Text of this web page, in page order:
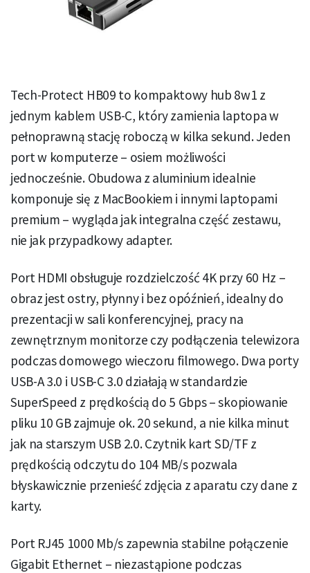
Tech-Protect HB09 to kompaktowy hub 8w1 z
jednym kablem USB-C, który zamienia laptopa w
pełnoprawną stację roboczą w kilka sekund. Jeden
port w komputerze – osiem możliwości
jednocześnie. Obudowa z aluminium idealnie
komponuje się z MacBookiem i innymi laptopami
premium – wygląda jak integralna część zestawu,
nie jak przypadkowy adapter.
Port HDMI obsługuje rozdzielczość 4K przy 60 Hz –
obraz jest ostry, płynny i bez opóźnień, idealny do
prezentacji w sali konferencyjnej, pracy na
zewnętrznym monitorze czy podłączenia telewizora
podczas domowego wieczoru filmowego. Dwa porty
USB-A 3.0 i USB-C 3.0 działają w standardzie
SuperSpeed z prędkością do 5 Gbps – skopiowanie
pliku 10 GB zajmuje ok. 20 sekund, a nie kilka minut
jak na starszym USB 2.0. Czytnik kart SD/TF z
prędkością odczytu do 104 MB/s pozwala
błyskawicznie przenieść zdjęcia z aparatu czy dane z
karty.
Port RJ45 1000 Mb/s zapewnia stabilne połączenie
Gigabit Ethernet – niezastąpione podczas